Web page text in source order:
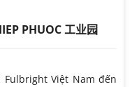
PHUOC 工业园
Việt Nam đến